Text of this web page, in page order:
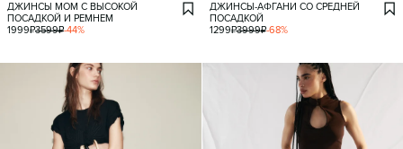
ДЖИНСЫ МОМ С ВЫСОКОЙ
ПОСАДКОЙ И РЕМНЕМ
1999₽3599₽-44%
ДЖИНСЫ-АФГАНИ СО СРЕДНЕЙ
ПОСАДКОЙ
1299₽3999₽-68%